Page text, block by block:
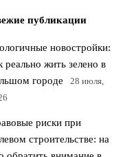
публикации
новостройки:
реально жить зелено в
городе
28 июля,
риски при
строительстве: на